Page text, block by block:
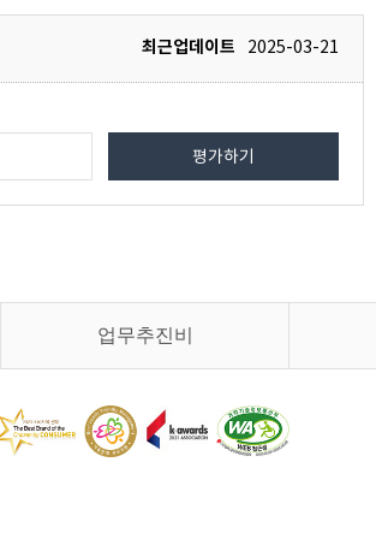
최근업데이트 2025-03-21
평가하기
업무추진비